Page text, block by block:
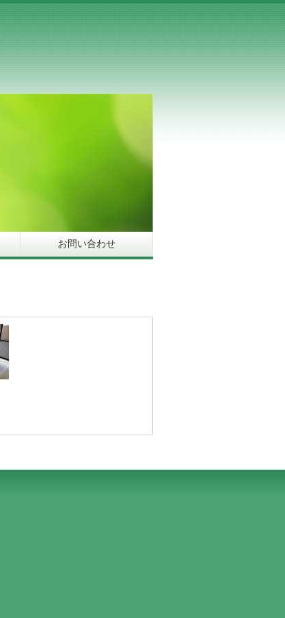
お問い合わせ